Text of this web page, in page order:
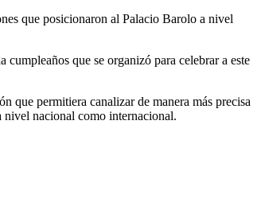
que posicionaron al Palacio Barolo a nivel
que se organizó para celebrar a este
que permitiera canalizar de manera más precisa
nacional como internacional.